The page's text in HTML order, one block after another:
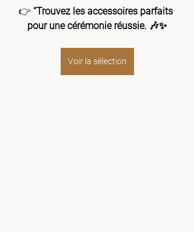
👉 “Trouvez les accessoires parfaits
pour une cérémonie réussie. 🎶✨
Voir la sélection